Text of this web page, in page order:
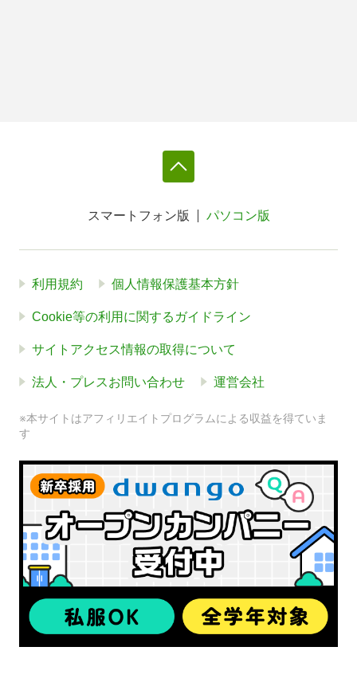
スマートフォン版 パソコン版
利用規約 個人情報保護基本方針
Cookie等の利用に関するガイドライン
サイトアクセス情報の取得について
法人・プレスお問い合わせ 運営会社
※本サイトはアフィリエイトプログラムによる収益を得ていま
す